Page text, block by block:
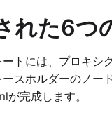
れた6つ
トには、プロキシ
ースホルダーのノー
完成します。